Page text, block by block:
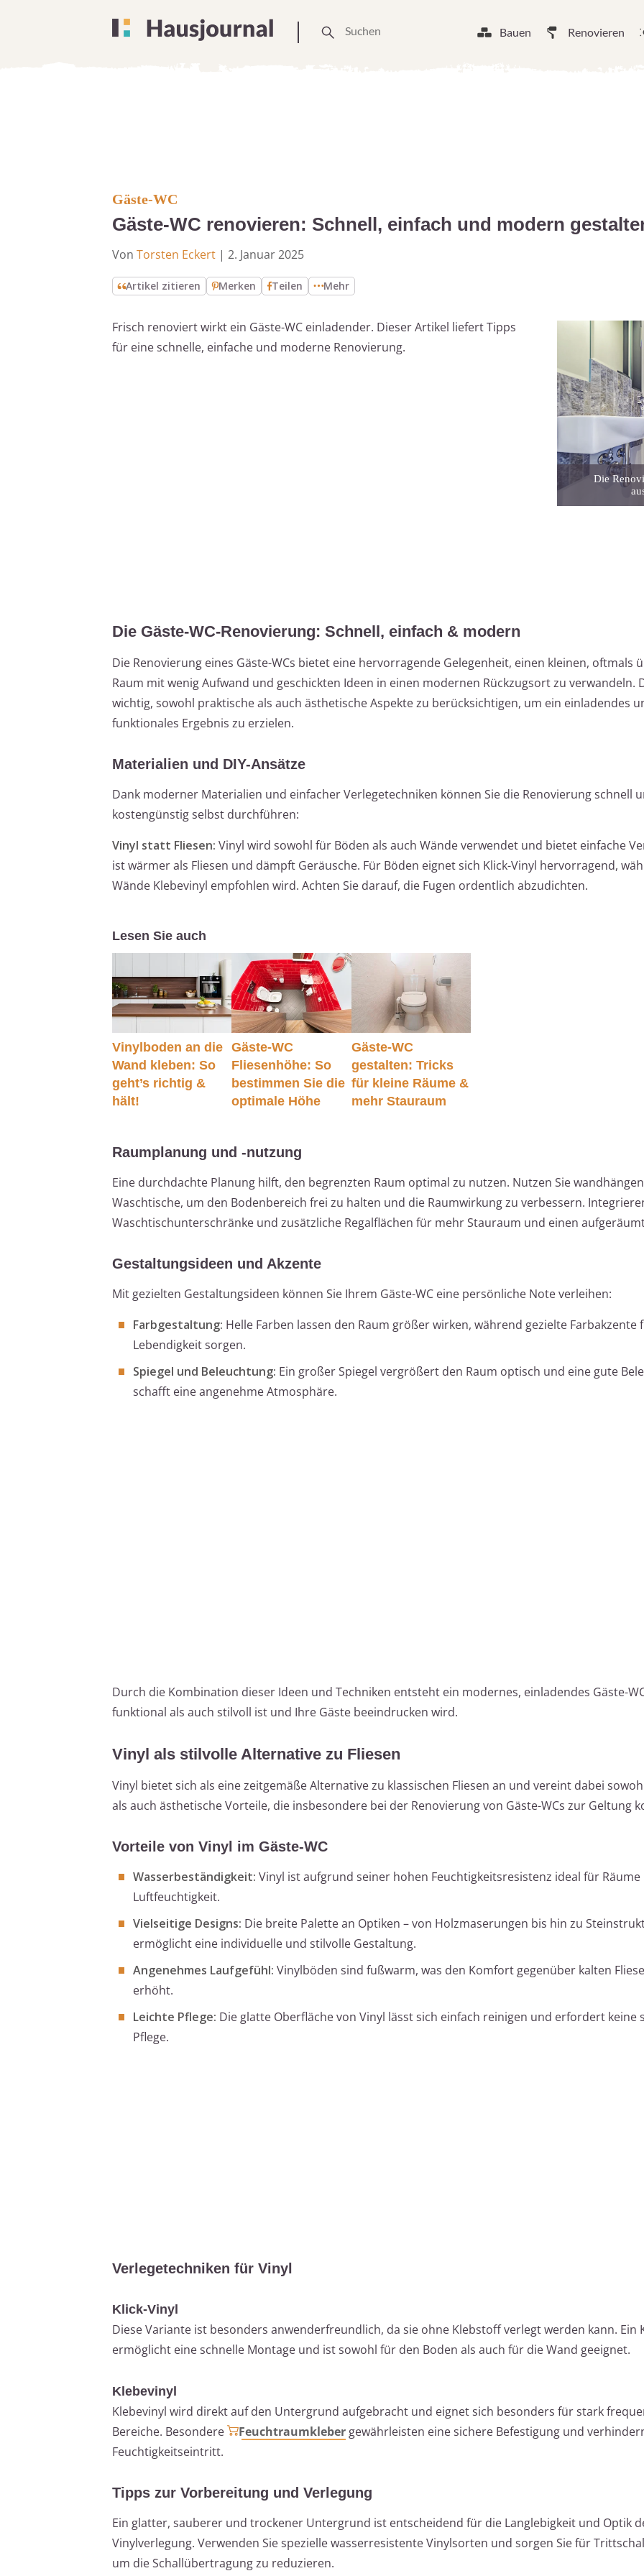
Bauen Renovieren
Gäste-WC
Gäste-WC renovieren: Schnell, einfach und modern
Von Torsten Eckert | 2. Januar 2025
Artikel zitieren Merken Teilen Mehr
Frisch renoviert wirkt ein Gäste-WC einladender. Dieser Artikel liefert Tipps
für eine schnelle, einfache und moderne Renovierung.
Die
Die Gäste-WC-Renovierung: Schnell, einfach & modern
Die Renovierung eines Gäste-WCs bietet eine hervorragende Gelegenheit, einen kleinen, oftmals
Raum mit wenig Aufwand und geschickten Ideen in einen modernen Rückzugsort zu verwandeln.
wichtig, sowohl praktische als auch ästhetische Aspekte zu berücksichtigen, um ein einladendes
funktionales Ergebnis zu erzielen.
Materialien und DIY-Ansätze
Dank moderner Materialien und einfacher Verlegetechniken können Sie die Renovierung schnell
kostengünstig selbst durchführen:
Vinyl statt Fliesen: Vinyl wird sowohl für Böden als auch Wände verwendet und bietet einfache
ist wärmer als Fliesen und dämpft Geräusche. Für Böden eignet sich Klick-Vinyl hervorragend,
Wände Klebevinyl empfohlen wird. Achten Sie darauf, die Fugen ordentlich abzudichten.
Lesen Sie auch
Vinylboden an die
Wand kleben: So
geht’s richtig &
hält!
Gäste-WC
Fliesenhöhe: So
bestimmen Sie die
optimale Höhe
Gäste-WC
gestalten: Tricks
für kleine Räume &
mehr Stauraum
Raumplanung und -nutzung
Eine durchdachte Planung hilft, den begrenzten Raum optimal zu nutzen. Nutzen Sie
Waschtische, um den Bodenbereich frei zu halten und die Raumwirkung zu verbessern.
Waschtischunterschränke und zusätzliche Regalflächen für mehr Stauraum und einen
Gestaltungsideen und Akzente
Mit gezielten Gestaltungsideen können Sie Ihrem Gäste-WC eine persönliche Note verleihen:
Farbgestaltung: Helle Farben lassen den Raum größer wirken, während gezielte Farbakzente
Lebendigkeit sorgen.
Spiegel und Beleuchtung: Ein großer Spiegel vergrößert den Raum optisch und eine gute
schafft eine angenehme Atmosphäre.
Durch die Kombination dieser Ideen und Techniken entsteht ein modernes, einladendes Gäste-
funktional als auch stilvoll ist und Ihre Gäste beeindrucken wird.
Vinyl als stilvolle Alternative zu Fliesen
Vinyl bietet sich als eine zeitgemäße Alternative zu klassischen Fliesen an und vereint dabei
als auch ästhetische Vorteile, die insbesondere bei der Renovierung von Gäste-WCs zur Geltung
Vorteile von Vinyl im Gäste-WC
Wasserbeständigkeit: Vinyl ist aufgrund seiner hohen Feuchtigkeitsresistenz ideal für
Luftfeuchtigkeit.
Vielseitige Designs: Die breite Palette an Optiken – von Holzmaserungen bis hin zu
ermöglicht eine individuelle und stilvolle Gestaltung.
Angenehmes Laufgefühl: Vinylböden sind fußwarm, was den Komfort gegenüber kalten
erhöht.
Leichte Pflege: Die glatte Oberfläche von Vinyl lässt sich einfach reinigen und erfordert keine
Pflege.
Verlegetechniken für Vinyl
Klick-Vinyl
Diese Variante ist besonders anwenderfreundlich, da sie ohne Klebstoff verlegt werden kann. Ein
ermöglicht eine schnelle Montage und ist sowohl für den Boden als auch für die Wand geeignet.
Klebevinyl
Klebevinyl wird direkt auf den Untergrund aufgebracht und eignet sich besonders für stark
Bereiche. Besondere
Feuchtraumkleber gewährleisten eine sichere Befestigung und
Feuchtigkeitseintritt.
Tipps zur Vorbereitung und Verlegung
Ein glatter, sauberer und trockener Untergrund ist entscheidend für die Langlebigkeit und Optik
Vinylverlegung. Verwenden Sie spezielle wasserresistente Vinylsorten und sorgen Sie für
um die Schallübertragung zu reduzieren.